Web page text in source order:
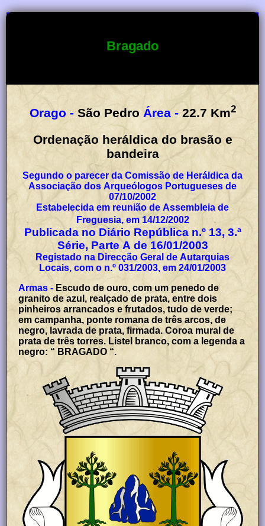
Bragado
Orago - São Pedro Área - 22.7 Km2
Ordenação heráldica do brasão e
bandeira
Segundo o parecer da Comissão de Heráldica da
Associação dos Arqueólogos Portugueses de
07/10/2002
Estabelecida em reunião de Assembleia de
Freguesia, em 14/12/2002
Publicada no Diário República n.º 13, 3.ª
Série, Parte A de 16/01/2003
Registado na Direcção Geral de Autarquias
Locais, com o n.º 031/2003, em 24/01/2003
Armas - Escudo de ouro, com um penedo de
granito de azul, realçado de prata, entre dois
pinheiros arrancados e frutados, tudo de verde;
em campanha, ponte romana de três arcos, de
negro, lavrada de prata, firmada. Coroa mural de
prata de três torres. Listel branco, com a legenda a
negro: “ BRAGADO “.